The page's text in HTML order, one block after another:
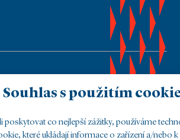
Souhlas s použitím
poskytovat co nejlepší zážitky, používáme
které ukládají informace o zařízení a/nebo k